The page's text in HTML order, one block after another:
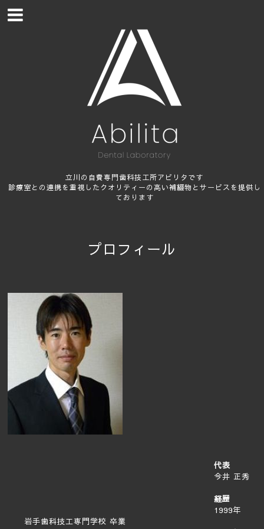
立川の自費専門歯科技工所アビリタです
診療室との連携を重視したクオリティーの高い補綴物とサービスを提供し
ております
プロフィール
代表
今井 正秀
経歴
1999年
岩手歯科技工専門学校 卒業